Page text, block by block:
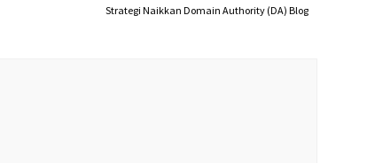
Strategi Naikkan Domain Authority (DA) Blog